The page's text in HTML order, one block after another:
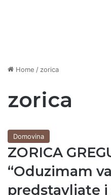
Home / zorica
zorica
Domovina
ZORICA
“Oduzimam
predstavljate